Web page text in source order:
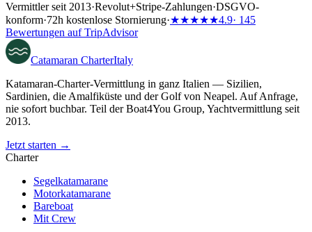
Vermittler seit 2013·Revolut+Stripe-Zahlungen·DSGVO-
konform·72h kostenlose Stornierung·★★★★★4.9· 145
Bewertungen auf TripAdvisor
Catamaran CharterItaly
Katamaran-Charter-Vermittlung in ganz Italien — Sizilien,
Sardinien, die Amalfiküste und der Golf von Neapel. Auf Anfrage,
nie sofort buchbar. Teil der Boat4You Group, Yachtvermittlung seit
2013.
Jetzt starten →
Charter
Segelkatamarane
Motorkatamarane
Bareboat
Mit Crew